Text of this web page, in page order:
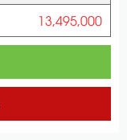
13,495,000